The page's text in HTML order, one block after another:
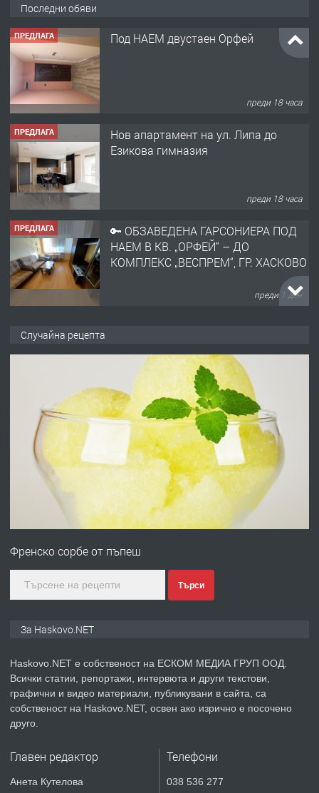
Последни обяви
ПРЕДЛАГА Под НАЕМ двустаен Орфей
преди 18 часа
ПРЕДЛАГА
Нов апартамент на ул. Липа до
Езикова гимназия
преди 18 часа
ПРЕДЛАГА
🔑 ОБЗАВЕДЕНА ГАРСОНИЕРА ПОД
НАЕМ В КВ. „ОРФЕЙ“ – ДО
КОМПЛЕКС „ВЕСПРЕМ“, ГР. ХАСКОВО
преди 1 ден
АПАРТАМЕНТ В ЦЕНТЪРА НА ГР.
ХАСКОВО
преди 2 дни
ПРЕДЛАГА Давам гараж под наем
преди 2 дни
№4120 Магазин/Офис под наем в кв.
градската градина!
преди 3 дни
ПРЕДЛАГА
Продавам парцел в гр. Хасково кв.
Случайна рецепта
Френско сорбе от пъпеш
Търси
За Haskovo.NET
Haskovo.NET е собственост на ЕСКОМ МЕДИА ГРУП ООД.
Всички статии, репортажи, интервюта и други текстови,
графични и видео материали, публикувани в сайта, са
собственост на Haskovo.NET, освен ако изрично е посочено
друго.
Главен редактор
Анета Кутелова
Телефони
038 536 277